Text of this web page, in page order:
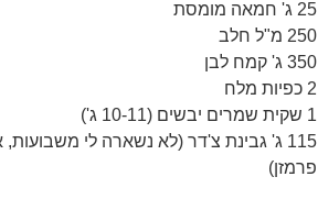
25 ג' חמאה מומסת
250 מ"ל חלב
350 ג' קמח לבן
2 כפיות מלח
1 שקית שמרים יבשים (10-11 ג')
פרמזן)